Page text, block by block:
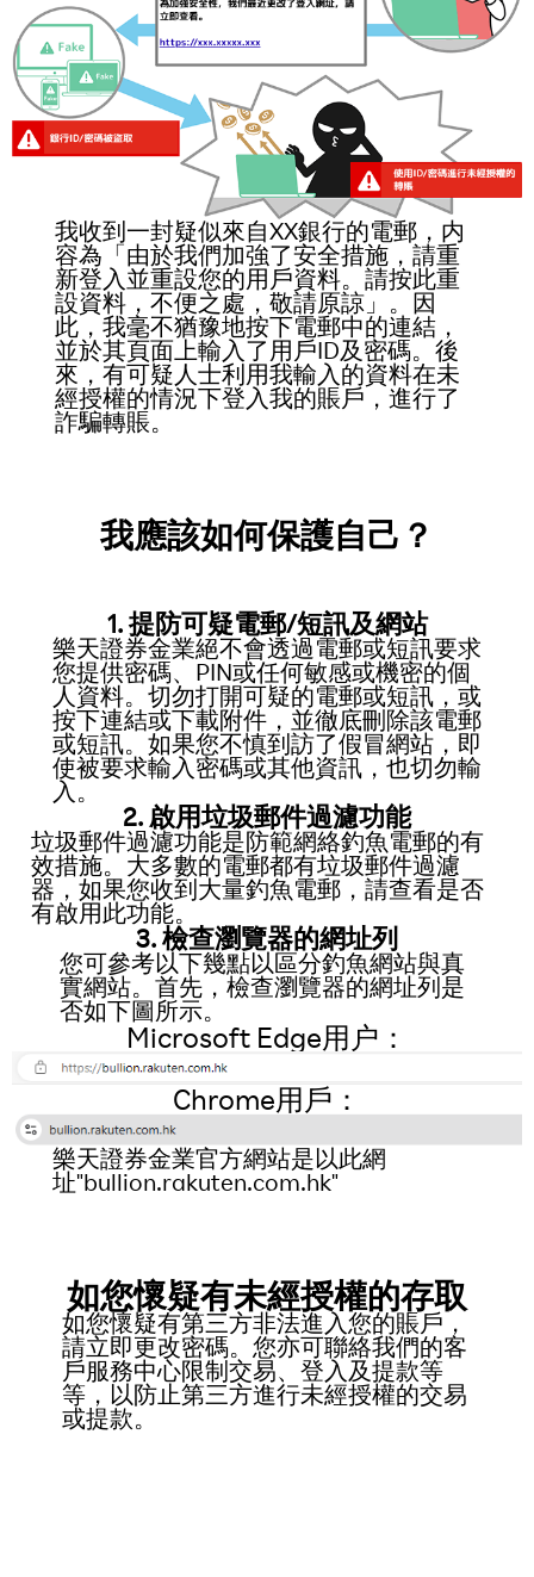
我收到一封疑似來自XX銀行的電郵，内
容為「由於我們加強了安全措施，請重
新登入並重設您的用戶資料。請按此重
設資料，不便之處，敬請原諒」。因
此，我毫不猶豫地按下電郵中的連結，
並於其頁面上輸入了用戶ID及密碼。後
來，有可疑人士利用我輸入的資料在未
經授權的情況下登入我的賬戶，進行了
詐騙轉賬。
我應該如何保護自己？
1. 提防可疑電郵/短訊及網站
樂天證券金業絕不會透過電郵或短訊要求
您提供密碼、PIN或任何敏感或機密的個
人資料。切勿打開可疑的電郵或短訊，或
按下連結或下載附件，並徹底刪除該電郵
或短訊。如果您不慎到訪了假冒網站，即
使被要求輸入密碼或其他資訊，也切勿輸
入。
2. 啟用垃圾郵件過濾功能
垃圾郵件過濾功能是防範網絡釣魚電郵的有
效措施。大多數的電郵都有垃圾郵件過濾
器，如果您收到大量釣魚電郵，請查看是否
有啟用此功能。
3. 檢查瀏覽器的網址列
您可參考以下幾點以區分釣魚網站與真
實網站。首先，檢查瀏覽器的網址列是
否如下圖所示。
Microsoft Edge用户：
Chrome用戶：
樂天證券金業官方網站是以此網
址"bullion.rakuten.com.hk"
如您懷疑有未經授權的存取
如您懷疑有第三方非法進入您的賬戶，
請立即更改密碼。您亦可聯絡我們的客
戶服務中心限制交易、登入及提款等
等，以防止第三方進行未經授權的交易
或提款。